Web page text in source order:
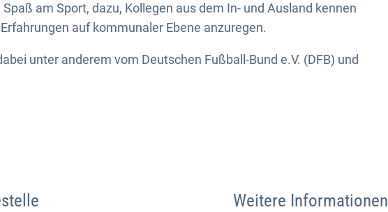
am Sport, dazu, Kollegen aus dem In- und Ausland kennen
auf kommunaler Ebene anzuregen.
unter anderem vom Deutschen Fußball-Bund e.V. (DFB) und
Weitere Informationen